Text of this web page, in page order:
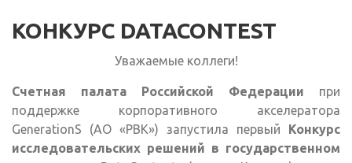
КОНКУРС DATACONTEST
Уважаемые коллеги!
Счетная палата Российской Федерации при
поддержке корпоративного акселератора
GenerationS (АО «РВК») запустила первый Конкурс
исследовательских решений в государственном